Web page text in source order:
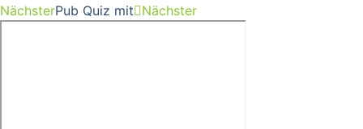
NächsterPub Quiz mit Nächster